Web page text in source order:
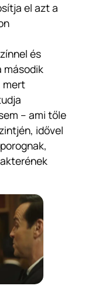
el azt a
és
második
mert
– ami tőle
idővel